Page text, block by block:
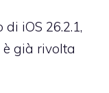
iOS 26.2.1,
è già rivolta